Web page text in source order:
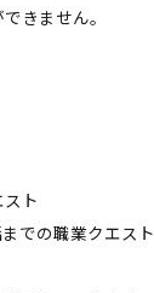
3話フロー
できません。
ト
での職業クエスト